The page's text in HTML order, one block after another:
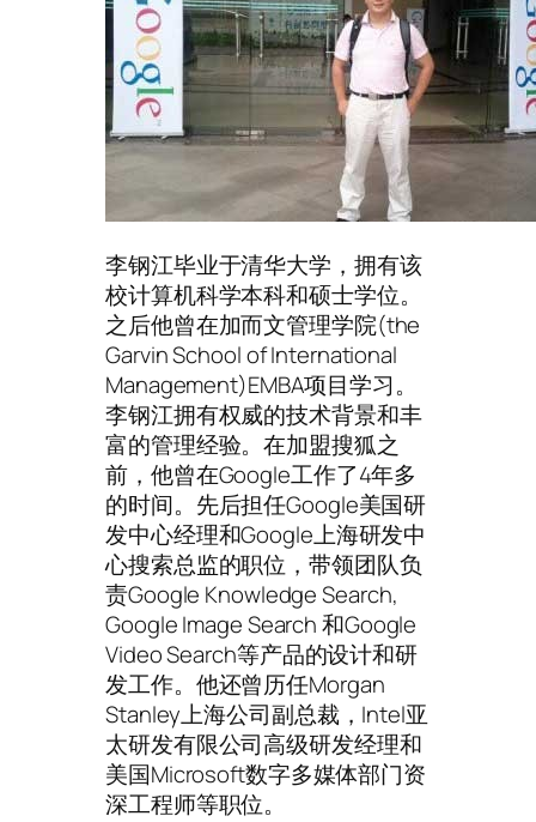
李钢江毕业于清华大学，拥有该
校计算机科学本科和硕士学位。
之后他曾在加而文管理学院(the
Garvin School of International
Management)EMBA项目学习。
李钢江拥有权威的技术背景和丰
富的管理经验。在加盟搜狐之
前，他曾在Google工作了4年多
的时间。先后担任Google美国研
发中心经理和Google上海研发中
心搜索总监的职位，带领团队负
责Google Knowledge Search,
Google Image Search 和Google
Video Search等产品的设计和研
发工作。他还曾历任Morgan
Stanley上海公司副总裁，Intel亚
太研发有限公司高级研发经理和
美国Microsoft数字多媒体部门资
深工程师等职位。